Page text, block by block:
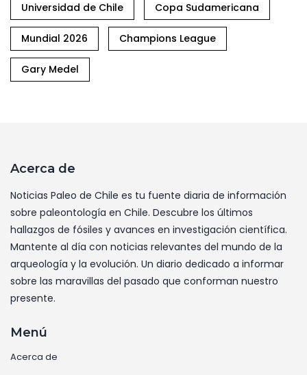
Universidad de Chile Copa Sudamericana
Mundial 2026 Champions League
Gary Medel
Acerca de
Noticias Paleo de Chile es tu fuente diaria de información
sobre paleontología en Chile. Descubre los últimos
hallazgos de fósiles y avances en investigación científica.
Mantente al día con noticias relevantes del mundo de la
arqueología y la evolución. Un diario dedicado a informar
sobre las maravillas del pasado que conforman nuestro
presente.
Menú
Acerca de